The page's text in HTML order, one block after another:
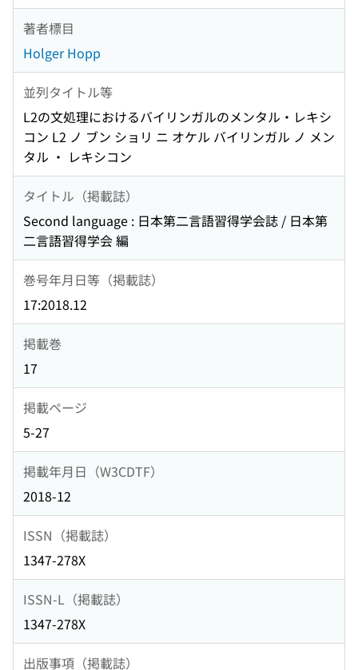
著者標目
Holger Hopp
並列タイトル等
L2の文処理におけるバイリンガルのメンタル・レキシ
コン L2 ノ ブン ショリ ニ オケル バイリンガル ノ メン
タル ・ レキシコン
タイトル（掲載誌）
Second language : 日本第二言語習得学会誌 / 日本第
二言語習得学会 編
巻号年月日等（掲載誌）
17:2018.12
掲載巻
17
掲載ページ
5-27
掲載年月日（W3CDTF）
2018-12
ISSN（掲載誌）
1347-278X
ISSN-L（掲載誌）
1347-278X
出版事項（掲載誌）